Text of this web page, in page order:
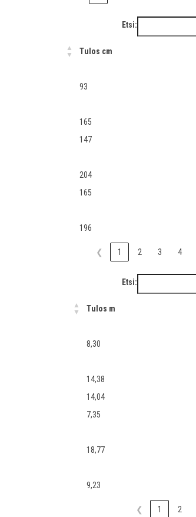
Etsi:
Tulos cm
93
165
147
204
165
196
❮ 1 2 3 4
Etsi:
Tulos m
8,30
14,38
14,04
7,35
18,77
9,23
❮ 1 2